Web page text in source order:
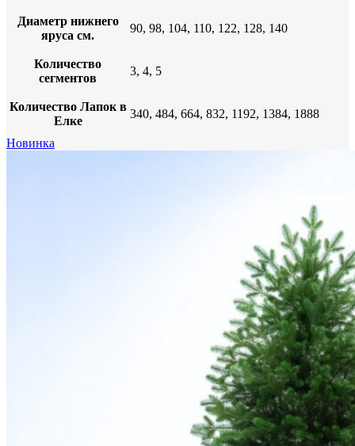
Диаметр нижнего
яруса см.
90, 98, 104, 110, 122, 128, 140
Количество
сегментов
3, 4, 5
Количество Лапок в
Елке
340, 484, 664, 832, 1192, 1384, 1888
Новинка